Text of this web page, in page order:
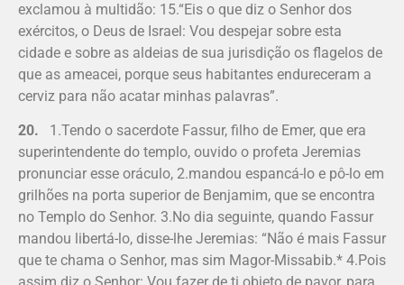
exclamou à multidão: 15.“Eis o que diz o Senhor dos
exércitos, o Deus de Israel: Vou despejar sobre esta
cidade e sobre as aldeias de sua jurisdição os flagelos de
que as ameacei, porque seus habitantes endureceram a
cerviz para não acatar minhas palavras”.
20. 1.Tendo o sacerdote Fassur, filho de Emer, que era
superintendente do templo, ouvido o profeta Jeremias
pronunciar esse oráculo, 2.mandou espancá-lo e pô-lo em
grilhões na porta superior de Benjamim, que se encontra
no Templo do Senhor. 3.No dia seguinte, quando Fassur
mandou libertá-lo, disse-lhe Jeremias: “Não é mais Fassur
que te chama o Senhor, mas sim Magor-Missabib.* 4.Pois